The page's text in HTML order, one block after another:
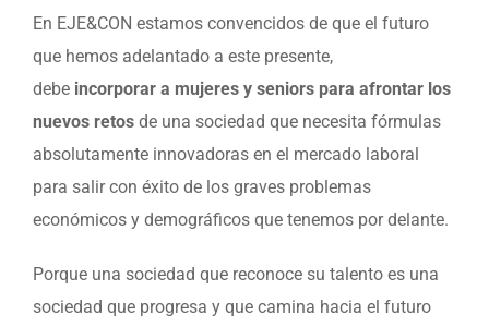
En EJE&CON estamos convencidos de que el futuro
que hemos adelantado a este presente,
debe incorporar a mujeres y seniors para afrontar los
nuevos retos de una sociedad que necesita fórmulas
absolutamente innovadoras en el mercado laboral
para salir con éxito de los graves problemas
económicos y demográficos que tenemos por delante.
Porque una sociedad que reconoce su talento es una
sociedad que progresa y que camina hacia el futuro